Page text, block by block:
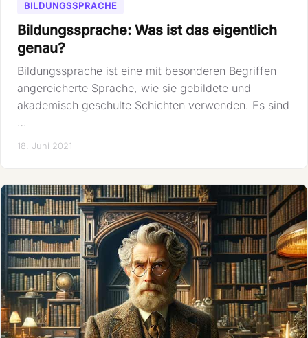
BILDUNGSSPRACHE
Bildungssprache: Was ist das eigentlich
genau?
Bildungssprache ist eine mit besonderen Begriffen
angereicherte Sprache, wie sie gebildete und
akademisch geschulte Schichten verwenden. Es sind
…
18. Juni 2021